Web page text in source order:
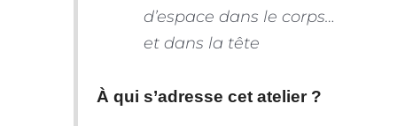
d’espace dans le corps…
et dans la tête
À qui s’adresse cet atelier ?